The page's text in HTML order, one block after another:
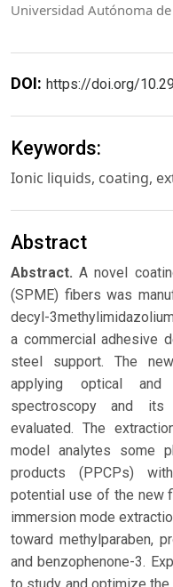
Universidad Autónoma
DOI: https://doi.org/
Keywords:
Ionic liquids, coating,
Abstract
Abstract.A novel
(SPME) fibers was
decyl-
a commercial adhesive
steel support. The
applying optical and
spectroscopy and
evaluated. The
model analytes some
products (PPCPs)
potential use of the new
immersion mode
toward methylparaben,
and benzophenone-3.